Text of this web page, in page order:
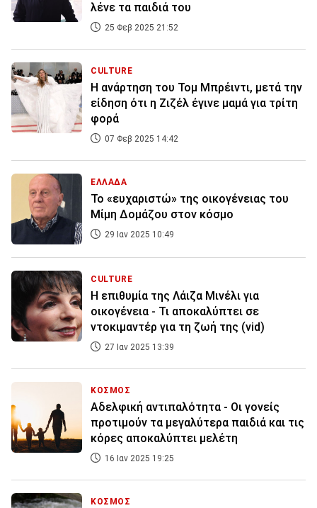
λένε τα παιδιά του
25 Φεβ 2025 21:52
CULTURE
Η ανάρτηση του Τομ Μπρέιντι, μετά την
είδηση ότι η Ζιζέλ έγινε μαμά για τρίτη
φορά
07 Φεβ 2025 14:42
ΕΛΛΑΔΑ
Το «ευχαριστώ» της οικογένειας του
Μίμη Δομάζου στον κόσμο
29 Ιαν 2025 10:49
CULTURE
Η επιθυμία της Λάιζα Μινέλι για
οικογένεια - Τι αποκαλύπτει σε
ντοκιμαντέρ για τη ζωή της (vid)
27 Ιαν 2025 13:39
ΚΟΣΜΟΣ
Αδελφική αντιπαλότητα - Οι γονείς
προτιμούν τα μεγαλύτερα παιδιά και τις
κόρες αποκαλύπτει μελέτη
16 Ιαν 2025 19:25
ΚΟΣΜΟΣ